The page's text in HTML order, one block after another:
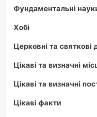
Фундаментальні
Хобі
Церковні та святкові
Цікаві та визначні
Цікаві та визначні
Цікаві факти